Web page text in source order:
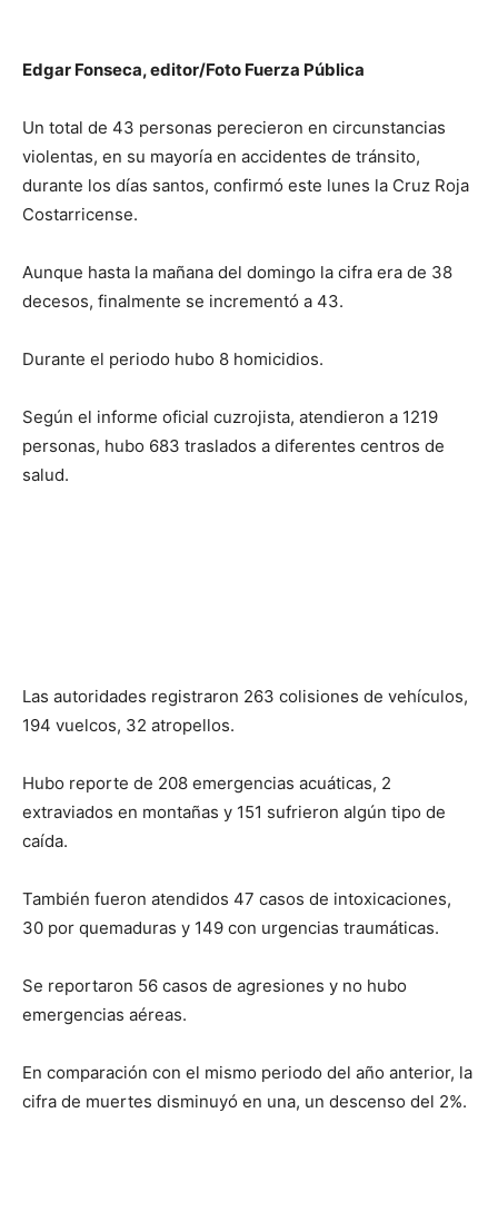
Edgar Fonseca, editor/Foto Fuerza Pública
Un total de 43 personas perecieron en circunstancias
violentas, en su mayoría en accidentes de tránsito,
durante los días santos, confirmó este lunes la Cruz Roja
Costarricense.
Aunque hasta la mañana del domingo la cifra era de 38
decesos, finalmente se incrementó a 43.
Durante el periodo hubo 8 homicidios.
Según el informe oficial cuzrojista, atendieron a 1219
personas, hubo 683 traslados a diferentes centros de
salud.
Las autoridades registraron 263 colisiones de vehículos,
194 vuelcos, 32 atropellos.
Hubo reporte de 208 emergencias acuáticas, 2
extraviados en montañas y 151 sufrieron algún tipo de
caída.
También fueron atendidos 47 casos de intoxicaciones,
30 por quemaduras y 149 con urgencias traumáticas.
Se reportaron 56 casos de agresiones y no hubo
emergencias aéreas.
En comparación con el mismo periodo del año anterior, la
cifra de muertes disminuyó en una, un descenso del 2%.